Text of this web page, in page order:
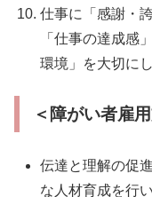
仕事に「感謝・
「仕事の達成感
環境」を大切にし
＜障がい者雇
伝達と理解の促
な人材育成を行い